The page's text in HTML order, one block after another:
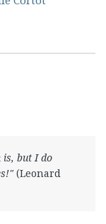
is, but I do
(Leonard